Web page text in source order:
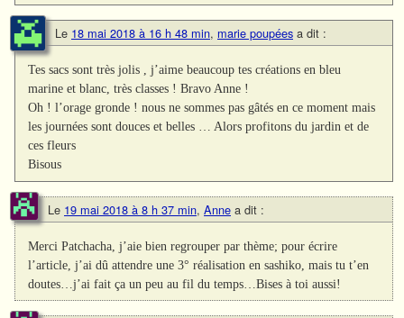
Le 18 mai 2018 à 16 h 48 min, marie poupées a dit :
Tes sacs sont très jolis , j’aime beaucoup tes créations en bleu
marine et blanc, très classes ! Bravo Anne !
Oh ! l’orage gronde ! nous ne sommes pas gâtés en ce moment mais
les journées sont douces et belles … Alors profitons du jardin et de
ces fleurs
Bisous
Le 19 mai 2018 à 8 h 37 min, Anne a dit :
Merci Patchacha, j’aie bien regrouper par thème; pour écrire
l’article, j’ai dû attendre une 3° réalisation en sashiko, mais tu t’en
doutes…j’ai fait ça un peu au fil du temps…Bises à toi aussi!